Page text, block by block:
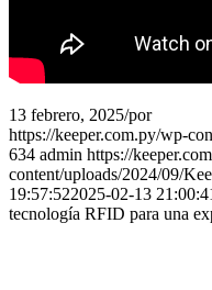
13 febrero, 2025/por
https://keeper.com.py/wp-
634 admin https://
content/uploads/2024/09/
19:57:522025-02-13
tecnología RFID para una